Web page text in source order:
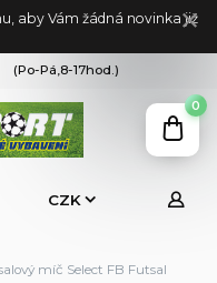
aby Vám žádná novinka již
CZK
(Po-Pá,8-17hod.)
0
míč Select FB Futsal